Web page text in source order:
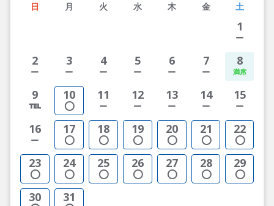
日 月 火 水 木 金 土
1
2 3 4 5 6 7 8
9 10 11 12 13 14 15
16 17 18 19 20 21 22
23 24 25 26 27 28 29
30 31